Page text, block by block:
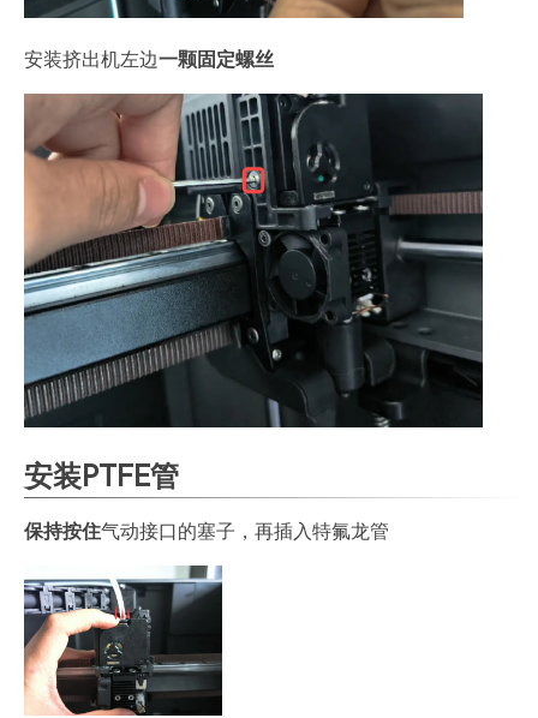
安装挤出机左边一颗固定螺丝
安装PTFE管
保持按住气动接口的塞子，再插入特氟龙管